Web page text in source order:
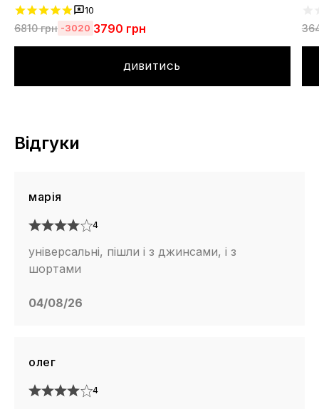
10
6810грн -3020 3790 грн
ДИВИТИСЬ
Відгуки
марія
4
універсальні, пішли і з джинсами, і з
шортами
04/08/26
олег
4